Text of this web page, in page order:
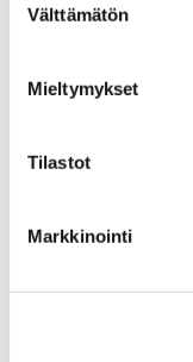
valinta
Välttämätön
Mieltymykset
Tilastot
Markkinointi